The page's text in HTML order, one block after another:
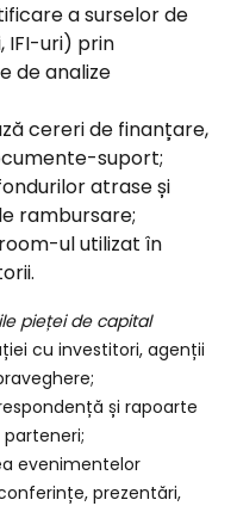
a surselor de
IFI-uri) prin
de analize
cereri de finanțare,
suport;
atrase și
rambursare;
ul utilizat în
pieței de capital
cu investitori, agenții
și rapoarte
evenimentelor
prezentări,